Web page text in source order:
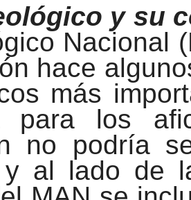
y su
Nacional
hace
más
para los
no podría
y al lado de